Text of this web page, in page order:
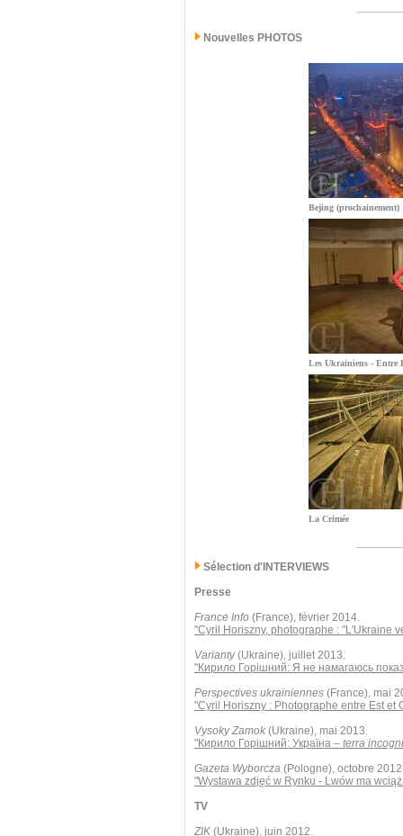
Nouvelles PHOTOS
Bejing (prochainement)
Les Ukrainiens - Entre
La Crimée
Sélection d'INTERVIEWS
Presse
France Info (France), février 2014.
"Cyril Horiszny, photographe : "L'Ukraine
Varianty(Ukraine), juillet 2013.
"Кирило Горішний: Я не намагаюсь
Perspectives ukrainiennes (France), mai
"Cyril Horiszny : Photographe entre Est et
Vysoky Zamok (Ukraine), mai 2013.
"Кирило Горішний: Україна – terra
Gazeta Wyborcza (Pologne), octobre
"Wystawa zdjęć w Rynku - Lwów ma
TV
ZIK (Ukraine), juin 2012.